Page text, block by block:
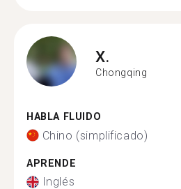
X.
Chongqing
HABLA FLUIDO
Chino (simplificado)
APRENDE
Inglés